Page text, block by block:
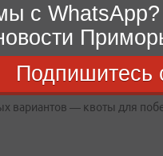
скорректировать
вариантов — квоты для
с
Подпишитесь